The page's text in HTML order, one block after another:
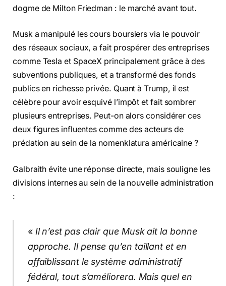
dogme de Milton Friedman : le marché avant tout.
Musk a manipulé les cours boursiers via le pouvoir
des réseaux sociaux, a fait prospérer des entreprises
comme Tesla et SpaceX principalement grâce à des
subventions publiques, et a transformé des fonds
publics en richesse privée. Quant à Trump, il est
célèbre pour avoir esquivé l’impôt et fait sombrer
plusieurs entreprises. Peut-on alors considérer ces
deux figures influentes comme des acteurs de
prédation au sein de la nomenklatura américaine ?
Galbraith évite une réponse directe, mais souligne les
divisions internes au sein de la nouvelle administration
:
« Il n’est pas clair que Musk ait la bonne
approche. Il pense qu’en taillant et en
affaiblissant le système administratif
fédéral, tout s’améliorera. Mais quel en